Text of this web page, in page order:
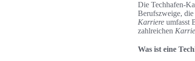
Die Techhafen-
Berufszweige,
Karriere umfasst
zahlreichen
Was ist eine